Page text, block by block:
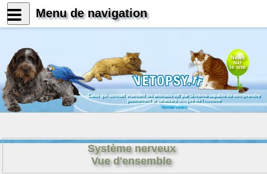
News
sur
le site
Celui qui connait vraiment les animaux est par là même capable de comprendre
pleinement le caractère unique de l'homme
Konrad Lorenz
Système nerveux
Vue d'ensemble
Menu de navigation